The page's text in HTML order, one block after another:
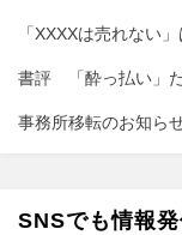
「XXXXは売れない
書評 「酔っ払い」
事務所移転のお知ら
SNSでも情報発